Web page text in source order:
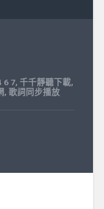
6 7, 千千靜聽下載,
, 歌詞同步播放